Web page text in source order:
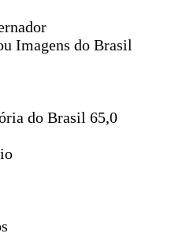
Imagens do Brasil
do Brasil 65,0